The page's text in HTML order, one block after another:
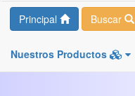
Principal Buscar
Nuestros Productos